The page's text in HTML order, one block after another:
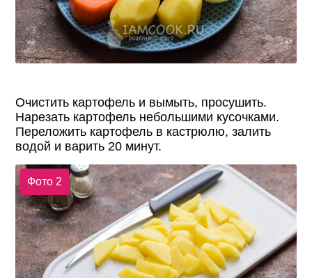
Очистить картофель и вымыть, просушить.
Нарезать картофель небольшими кусочками.
Переложить картофель в кастрюлю, залить
водой и варить 20 минут.
Фото 2